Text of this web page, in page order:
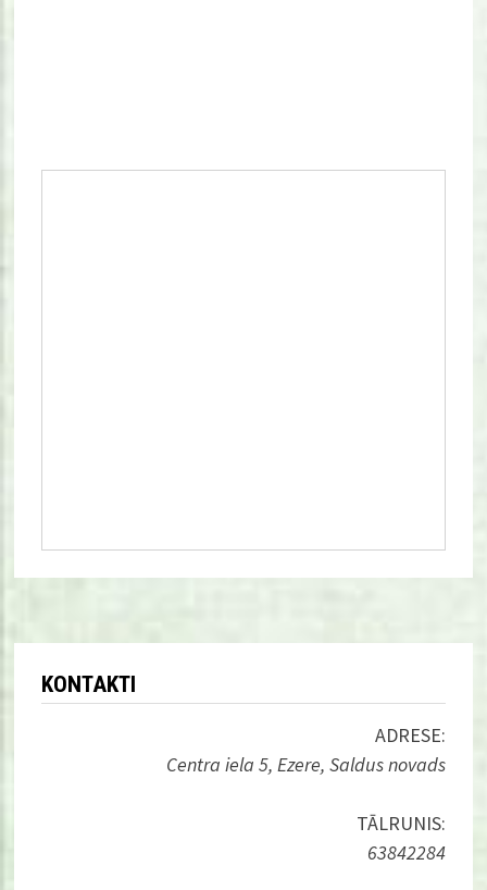
KONTAKTI
ADRESE:
Centra iela 5, Ezere, Saldus novads
TĀLRUNIS:
63842284